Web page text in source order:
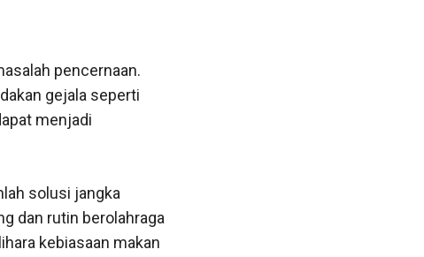
pencernaan.
gejala seperti
menjadi
solusi jangka
dan rutin berolahraga
kebiasaan makan